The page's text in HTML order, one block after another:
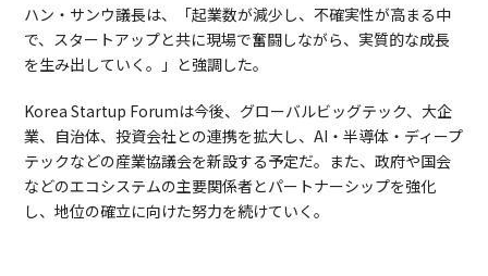
ハン・サンウ議長は、「起業数が減少し、不確実性が高まる中
で、スタートアップと共に現場で奮闘しながら、実質的な成長
を生み出していく。」と強調した。
Korea Startup Forumは今後、グローバルビッグテック、大企
業、自治体、投資会社との連携を拡大し、AI・半導体・ディープ
テックなどの産業協議会を新設する予定だ。また、政府や国会
などのエコシステムの主要関係者とパートナーシップを強化
し、地位の確立に向けた努力を続けていく。